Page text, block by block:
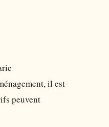
il est
peuvent